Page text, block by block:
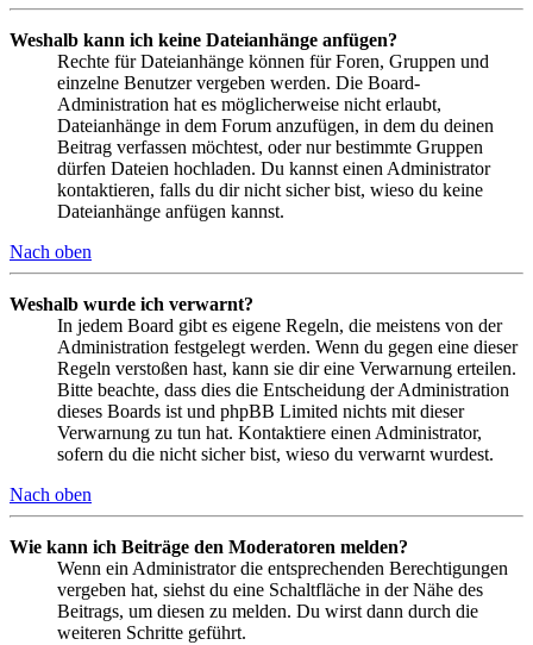
Weshalb kann ich keine Dateianhänge anfügen?
Rechte für Dateianhänge können für Foren, Gruppen und
einzelne Benutzer vergeben werden. Die Board-
Administration hat es möglicherweise nicht erlaubt,
Dateianhänge in dem Forum anzufügen, in dem du deinen
Beitrag verfassen möchtest, oder nur bestimmte Gruppen
dürfen Dateien hochladen. Du kannst einen Administrator
kontaktieren, falls du dir nicht sicher bist, wieso du keine
Dateianhänge anfügen kannst.
Nach oben
Weshalb wurde ich verwarnt?
In jedem Board gibt es eigene Regeln, die meistens von der
Administration festgelegt werden. Wenn du gegen eine dieser
Regeln verstoßen hast, kann sie dir eine Verwarnung erteilen.
Bitte beachte, dass dies die Entscheidung der Administration
dieses Boards ist und phpBB Limited nichts mit dieser
Verwarnung zu tun hat. Kontaktiere einen Administrator,
sofern du die nicht sicher bist, wieso du verwarnt wurdest.
Nach oben
Wie kann ich Beiträge den Moderatoren melden?
Wenn ein Administrator die entsprechenden Berechtigungen
vergeben hat, siehst du eine Schaltfläche in der Nähe des
Beitrags, um diesen zu melden. Du wirst dann durch die
weiteren Schritte geführt.